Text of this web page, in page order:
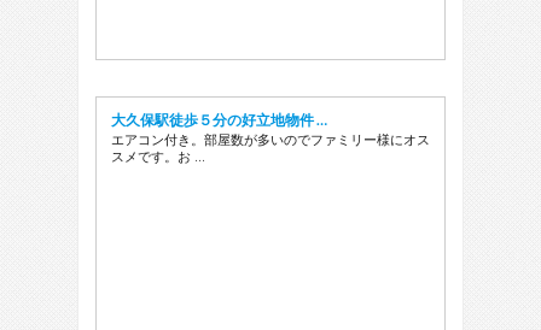
大久保駅徒歩５分の好立地物件 …
エアコン付き。部屋数が多いのでファミリー様にオス
スメです。お …